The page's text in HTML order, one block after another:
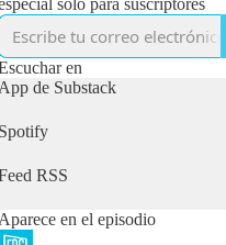
solo para suscriptores
en
de Substack
RSS
en el episodio